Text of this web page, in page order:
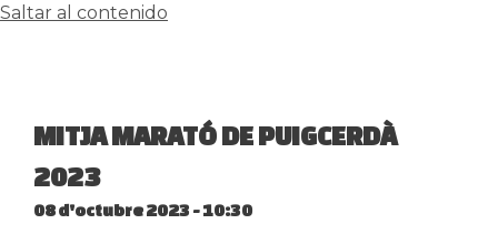
Saltar al contenido
MITJA MARATÓ DE PUIGCERDÀ
2023
08 d'octubre 2023 - 10:30